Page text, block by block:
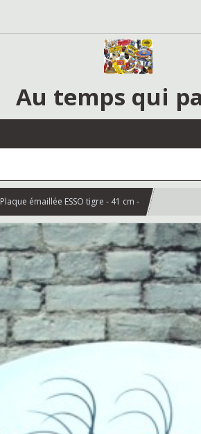
Au temps qui
Plaque émaillée ESSO tigre - 41 cm -